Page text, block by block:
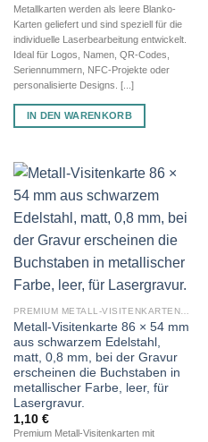
Metallkarten werden als leere Blanko-
Karten geliefert und sind speziell für die
individuelle Laserbearbeitung entwickelt.
Ideal für Logos, Namen, QR-Codes,
Seriennummern, NFC-Projekte oder
personalisierte Designs. [...]
IN DEN WARENKORB
Metall-Visitenkarte 86 × 54 mm
aus schwarzem Edelstahl,
matt, 0,8 mm, bei der Gravur
erscheinen die Buchstaben in
metallischer Farbe, leer, für
Lasergravur.
1,10 €
Premium Metall-Visitenkarten mit